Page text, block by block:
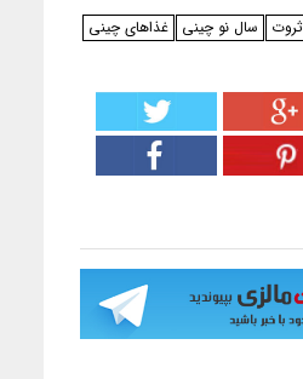
سال نو چینی
غذاهای چینی